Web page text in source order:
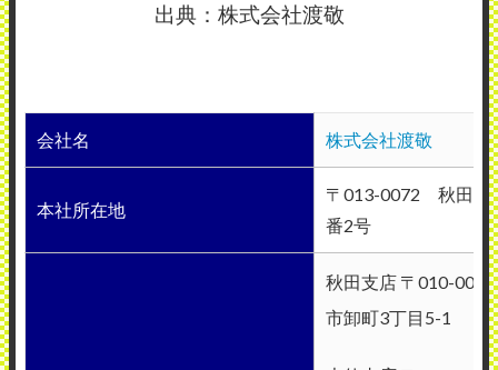
出典：株式会社渡敬
会社名 株式会社渡敬
本社所在地
〒013-0072 秋田県
番2号
秋田支店 〒010-
市卸町3丁目5-1